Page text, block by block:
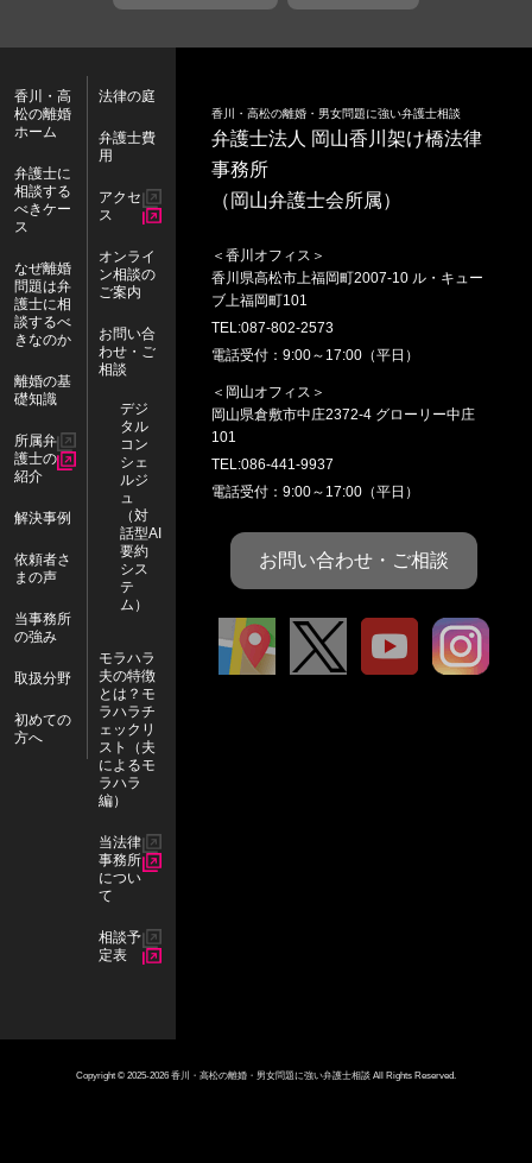
香川・高松の離婚・男女問題に強い弁護士相談
弁護士法人 岡山香川架け橋法律
事務所
（岡山弁護士会所属）
＜香川オフィス＞
香川県高松市上福岡町2007-10 ル・キュー
ブ上福岡町101
TEL:087-802-2573
電話受付：9:00～17:00（平日）
＜岡山オフィス＞
岡山県倉敷市中庄2372-4 グローリー中庄
101
TEL:086-441-9937
電話受付：9:00～17:00（平日）
お問い合わせ・ご相談
ア
ク
X
Y
o
I
n
香川・高
松の離婚
ホーム
弁護士に
相談する
べきケー
ス
なぜ離婚
問題は弁
護士に相
談するべ
きなのか
離婚の基
礎知識
所属弁
護士の
紹介
解決事例
依頼者さ
まの声
当事務所
の強み
取扱分野
初めての
方へ
法律の庭
弁護士費
用
アクセ
ス
オンライ
ン相談の
ご案内
お問い合
わせ・ご
相談
デジ
タル
コン
シェ
ルジ
ュ
（対
話型AI
要約
シス
テ
ム）
モラハラ
夫の特徴
とは？モ
ラハラチ
ェックリ
スト（夫
によるモ
ラハラ
編）
当法律
事務所
につい
て
相談予
定表
Copyright © 2025-2026 香川・高松の離婚・男女問題に強い弁護士相談 All Rights Reserved.